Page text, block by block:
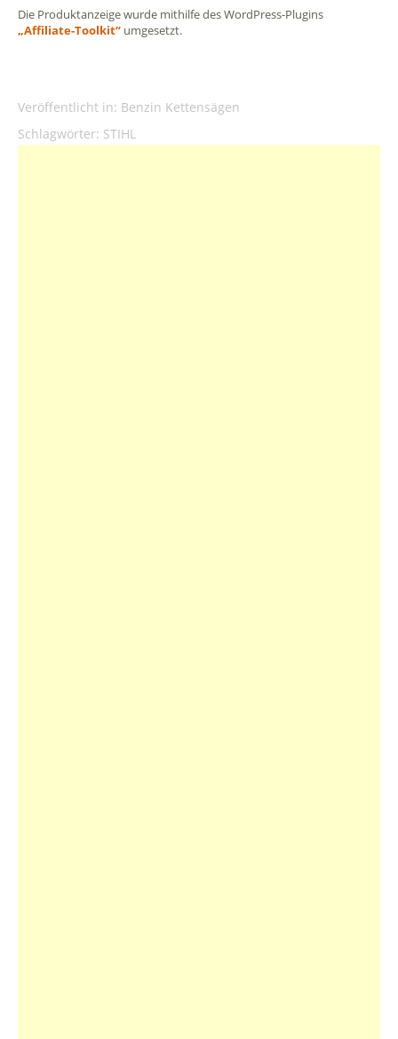
Die Produktanzeige wurde mithilfe des WordPress-Plugins
„Affiliate-Toolkit“ umgesetzt.
Veröffentlicht in: Benzin Kettensägen
Schlagwörter: STIHL